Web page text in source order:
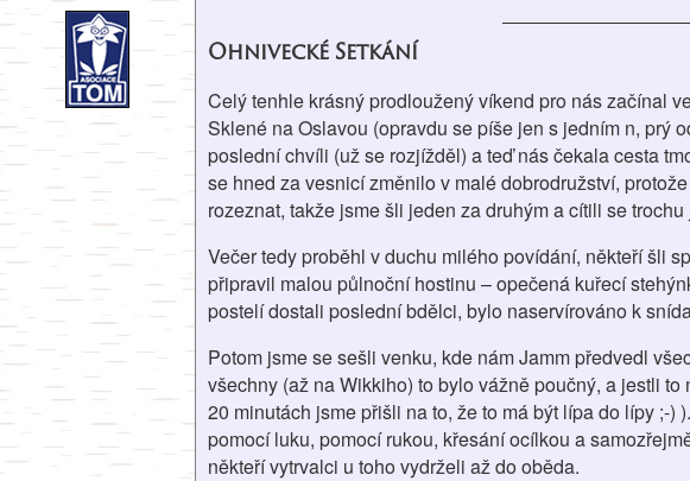
Ohnivecké Setkání
Celý tenhle krásný prodloužený víkend pro nás začínal
Sklené na Oslavou (opravdu se píše jen s jedním n, prý
poslední chvíli (už se rozjížděl) a teď nás čekala cesta
se hned za vesnicí změnilo v malé dobrodružství,
rozeznat, takže jsme šli jeden za druhým a cítili se
Večer tedy proběhl v duchu milého povídání, někteří šli
připravil malou půlnoční hostinu – opečená kuřecí
postelí dostali poslední bdělci, bylo naservírováno k
Potom jsme se sešli venku, kde nám Jamm předvedl
všechny (až na Wikkiho) to bylo vážně poučný, a jestli
20 minutách jsme přišli na to, že to má být lípa do lípy ;-
pomocí luku, pomocí rukou, křesání ocílkou a
někteří vytrvalci u toho vydrželi až do oběda.